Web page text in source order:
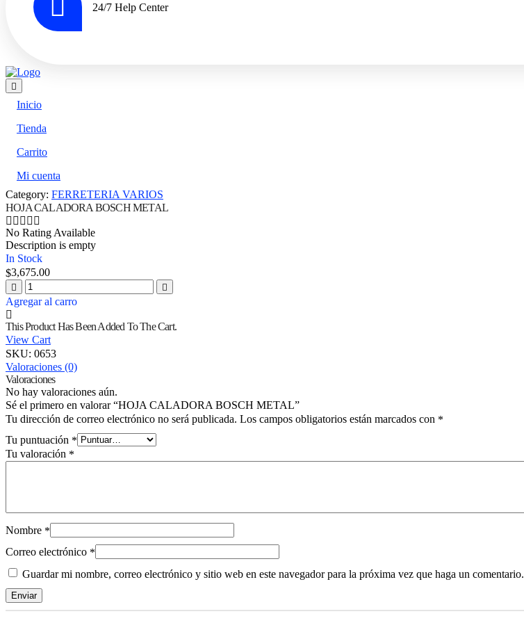
24/7 Help Center
Inicio
Tienda
Carrito
Mi cuenta
Category: FERRETERIA VARIOS
HOJA CALADORA BOSCH METAL
No Rating Available
Description is empty
In Stock
$3,675.00
Agregar al carro
This Product Has Been Added To The Cart.
View Cart
SKU: 0653
Valoraciones (0)
Valoraciones
No hay valoraciones aún.
Sé el primero en valorar “HOJA CALADORA BOSCH METAL”
Tu dirección de correo electrónico no será publicada. Los campos obligatorios están marcados con *
Tu puntuación *
Tu valoración *
Nombre *
Correo electrónico *
Guardar mi nombre, correo electrónico y sitio web en este navegador para la próxima vez que haga un comentario.